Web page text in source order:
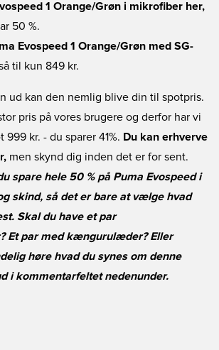
1 Orange/Grøn i mikrofiber her,
50 %.
Evospeed 1 Orange/Grøn med SG-
til kun 849 kr.
ud kan den nemlig blive din til spotpris.
pris på vores brugere og derfor har vi
kr. - du sparer 41%. Du kan erhverve
men skynd dig inden det er for sent.
spare hele 50 % på Puma Evospeed i
skind, så det er bare at vælge hvad
Skal du have et par
Et par med kængurulæder? Eller
høre hvad du synes om denne
i kommentarfeltet nedenunder.